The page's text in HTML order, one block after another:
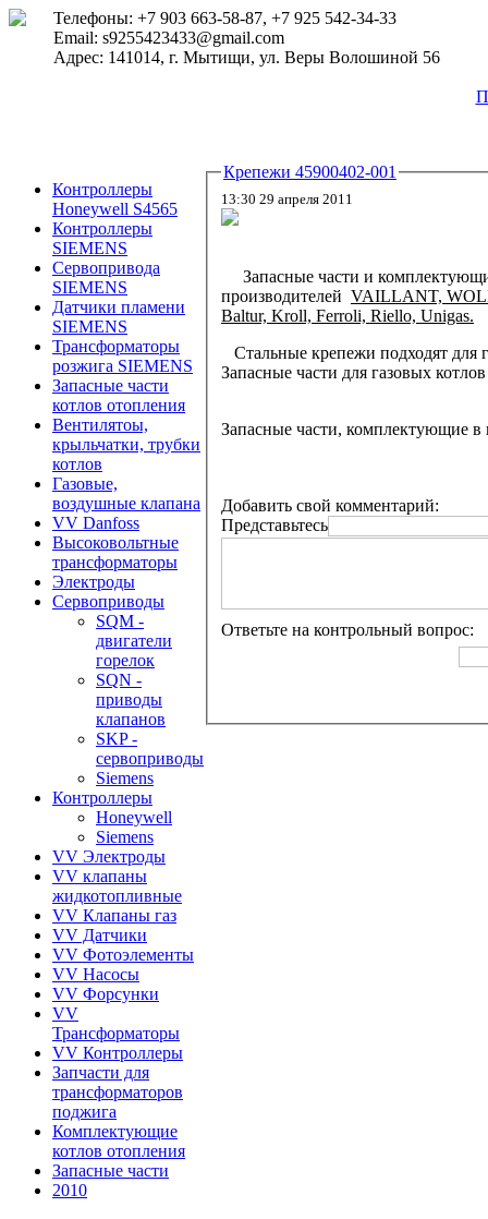
Телефоны: +7 903 663-58-87, +7 925 542-34-33
Email: s9255423433@gmail.com
Адрес: 141014, г. Мытищи, ул. Веры Волошиной 56
Контроллеры
Honeywell S4565
Контроллеры
SIEMENS
Сервопривода
SIEMENS
Датчики пламени
SIEMENS
Трансформаторы
розжига SIEMENS
Запасные части
котлов отопления
Вентилятоы,
крыльчатки, трубки
котлов
Газовые,
воздушные клапана
VV Danfoss
Высоковольтные
трансформаторы
Электроды
Сервоприводы
SQM -
двигатели
горелок
SQN -
приводы
клапанов
SKP -
сервоприводы
Siemens
Контроллеры
Honeywell
Siemens
VV Электроды
VV клапаны
жидкотопливные
VV Клапаны газ
VV Датчики
VV Фотоэлементы
VV Насосы
VV Форсунки
VV
Трансформаторы
VV Контроллеры
Запчасти для
трансформаторов
поджига
Комплектующие
котлов отопления
Запасные части
2010
Крепежи 45900402-001
13:30 29 апреля 2011
Запасные части и
производителей VAILLANT,
Baltur, Kroll, Ferroli, Riello, Unigas.
Стальные крепежи подходят для
Запасные части для газовых
Запасные части, комплектующие
Добавить свой комментарий:
Представьтесь
Ответьте на контрольный вопрос: